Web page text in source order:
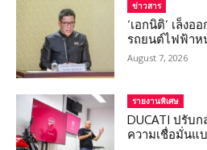
ข่าวสาร
‘เอกนิติ’ เล็ง
รถยนต์ไฟฟ้าห
August 7, 2026
รายงานพิเศษ
DUCATI ปรับ
ความเชื่อมั่นแ